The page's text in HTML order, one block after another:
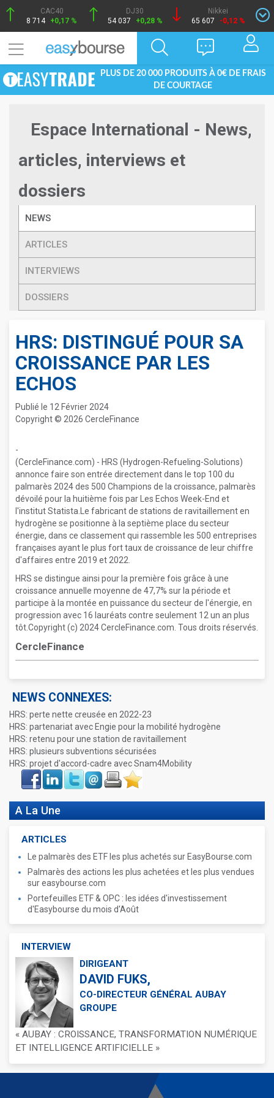
CAC40
8 714 +0,17 %
DJ30
54 037
+0,28 %
Nikkei
65 607
-0,12 %
PLUS DE 20 000 PRODUITS À 0€ DE FRAIS
DE COURTAGE
Espace International - News,
articles, interviews et
dossiers
NEWS
ARTICLES
INTERVIEWS
DOSSIERS
HRS: DISTINGUÉ POUR SA
CROISSANCE PAR LES
ECHOS
Publié le 12 Février 2024
Copyright © 2026 CercleFinance
-
(CercleFinance.com) - HRS (Hydrogen-Refueling-Solutions)
annonce faire son entrée directement dans le top 100 du
palmarès 2024 des 500 Champions de la croissance, palmarès
dévoilé pour la huitième fois par Les Echos Week-End et
l'institut Statista.Le fabricant de stations de ravitaillement en
hydrogène se positionne à la septième place du secteur
énergie, dans ce classement qui rassemble les 500 entreprises
françaises ayant le plus fort taux de croissance de leur chiffre
d'affaires entre 2019 et 2022.
HRS se distingue ainsi pour la première fois grâce à une
croissance annuelle moyenne de 47,7% sur la période et
participe à la montée en puissance du secteur de l'énergie, en
progression avec 16 lauréats contre seulement 12 un an plus
tôt.Copyright (c) 2024 CercleFinance.com. Tous droits réservés.
CercleFinance
NEWS CONNEXES:
HRS: perte nette creusée en 2022-23
HRS: partenariat avec Engie pour la mobilité hydrogène
HRS: retenu pour une station de ravitaillement
HRS: plusieurs subventions sécurisées
HRS: projet d'accord-cadre avec Snam4Mobility
Face
book
LinkIn Twitter Envoyer ImprimerFavoris
A La Une
ARTICLES
Le palmarès des ETF les plus achetés sur EasyBourse.com
Palmarès des actions les plus achetées et les plus vendues
sur easybourse.com
Portefeuilles ETF & OPC : les idées d'investissement
d'Easybourse du mois d'Août
INTERVIEW
DIRIGEANT
DAVID FUKS,
CO-DIRECTEUR GÉNÉRAL AUBAY
GROUPE
« AUBAY : CROISSANCE, TRANSFORMATION NUMÉRIQUE
ET INTELLIGENCE ARTIFICIELLE »